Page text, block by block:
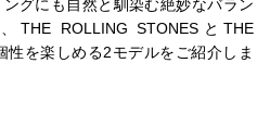
グにも自然と馴染む絶妙なバラン
ROLLING STONESとTHE
性を楽しめる2モデルをご紹介しま